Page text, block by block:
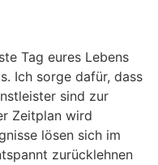
Tag eures Lebens
Ich sorge dafür, dass
sind zur
Zeitplan wird
lösen sich im
zurücklehnen